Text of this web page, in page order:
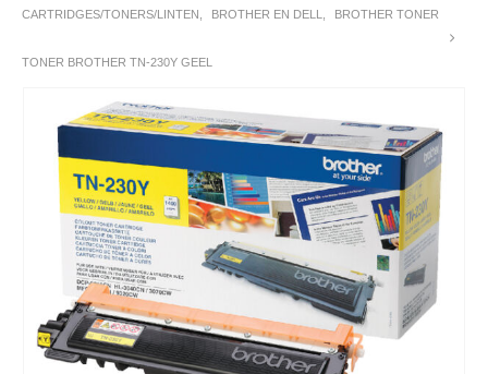
CARTRIDGES/TONERS/LINTEN BROTHER EN DELL BROTHER TONER
TONER BROTHER TN-230Y GEEL